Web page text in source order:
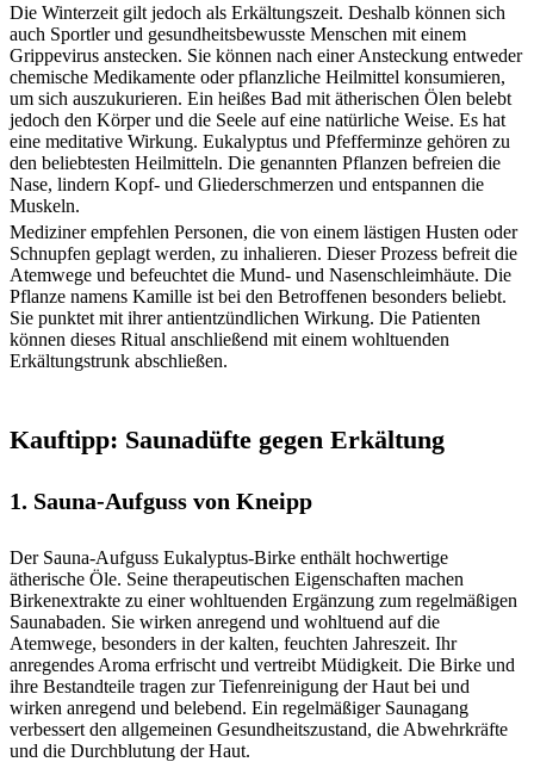
Die Winterzeit gilt jedoch als Erkältungszeit. Deshalb können sich
auch Sportler und gesundheitsbewusste Menschen mit einem
Grippevirus anstecken. Sie können nach einer Ansteckung entweder
chemische Medikamente oder pflanzliche Heilmittel konsumieren,
um sich auszukurieren. Ein heißes Bad mit ätherischen Ölen belebt
jedoch den Körper und die Seele auf eine natürliche Weise. Es hat
eine meditative Wirkung. Eukalyptus und Pfefferminze gehören zu
den beliebtesten Heilmitteln. Die genannten Pflanzen befreien die
Nase, lindern Kopf- und Gliederschmerzen und entspannen die
Muskeln.
Mediziner empfehlen Personen, die von einem lästigen Husten oder
Schnupfen geplagt werden, zu inhalieren. Dieser Prozess befreit die
Atemwege und befeuchtet die Mund- und Nasenschleimhäute. Die
Pflanze namens Kamille ist bei den Betroffenen besonders beliebt.
Sie punktet mit ihrer antientzündlichen Wirkung. Die Patienten
können dieses Ritual anschließend mit einem wohltuenden
Erkältungstrunk abschließen.
Kauftipp: Saunadüfte gegen Erkältung
1. Sauna-Aufguss von Kneipp
Der Sauna-Aufguss Eukalyptus-Birke enthält hochwertige
ätherische Öle. Seine therapeutischen Eigenschaften machen
Birkenextrakte zu einer wohltuenden Ergänzung zum regelmäßigen
Saunabaden. Sie wirken anregend und wohltuend auf die
Atemwege, besonders in der kalten, feuchten Jahreszeit. Ihr
anregendes Aroma erfrischt und vertreibt Müdigkeit. Die Birke und
ihre Bestandteile tragen zur Tiefenreinigung der Haut bei und
wirken anregend und belebend. Ein regelmäßiger Saunagang
verbessert den allgemeinen Gesundheitszustand, die Abwehrkräfte
und die Durchblutung der Haut.